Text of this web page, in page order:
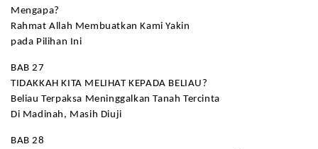
Mengapa?
Rahmat Allah Membuatkan Kami Yakin
pada Pilihan Ini
BAB 27
TIDAKKAH KITA MELIHAT KEPADA BELIAU?
Beliau Terpaksa Meninggalkan Tanah Tercinta
Di Madinah, Masih Diuji
BAB 28